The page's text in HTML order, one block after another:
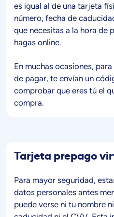
es igual al de una tarjeta
número, fecha de
que necesitas a la hora de
hagas online.
En muchas ocasiones,
de pagar, te envían un
comprobar que eres tú el
compra.
Tarjeta prepago
Para mayor seguridad,
datos personales antes
puede verse ni tu nombre